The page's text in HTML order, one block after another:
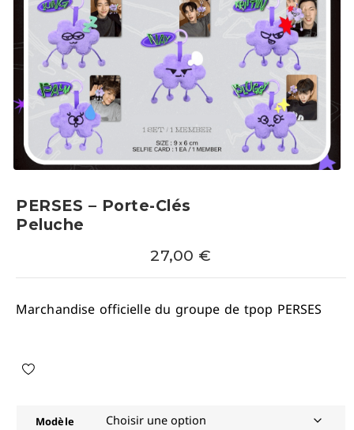
PERSES – Porte-Clés
Peluche
27,00 €
Marchandise officielle du groupe de tpop PERSES
Modèle